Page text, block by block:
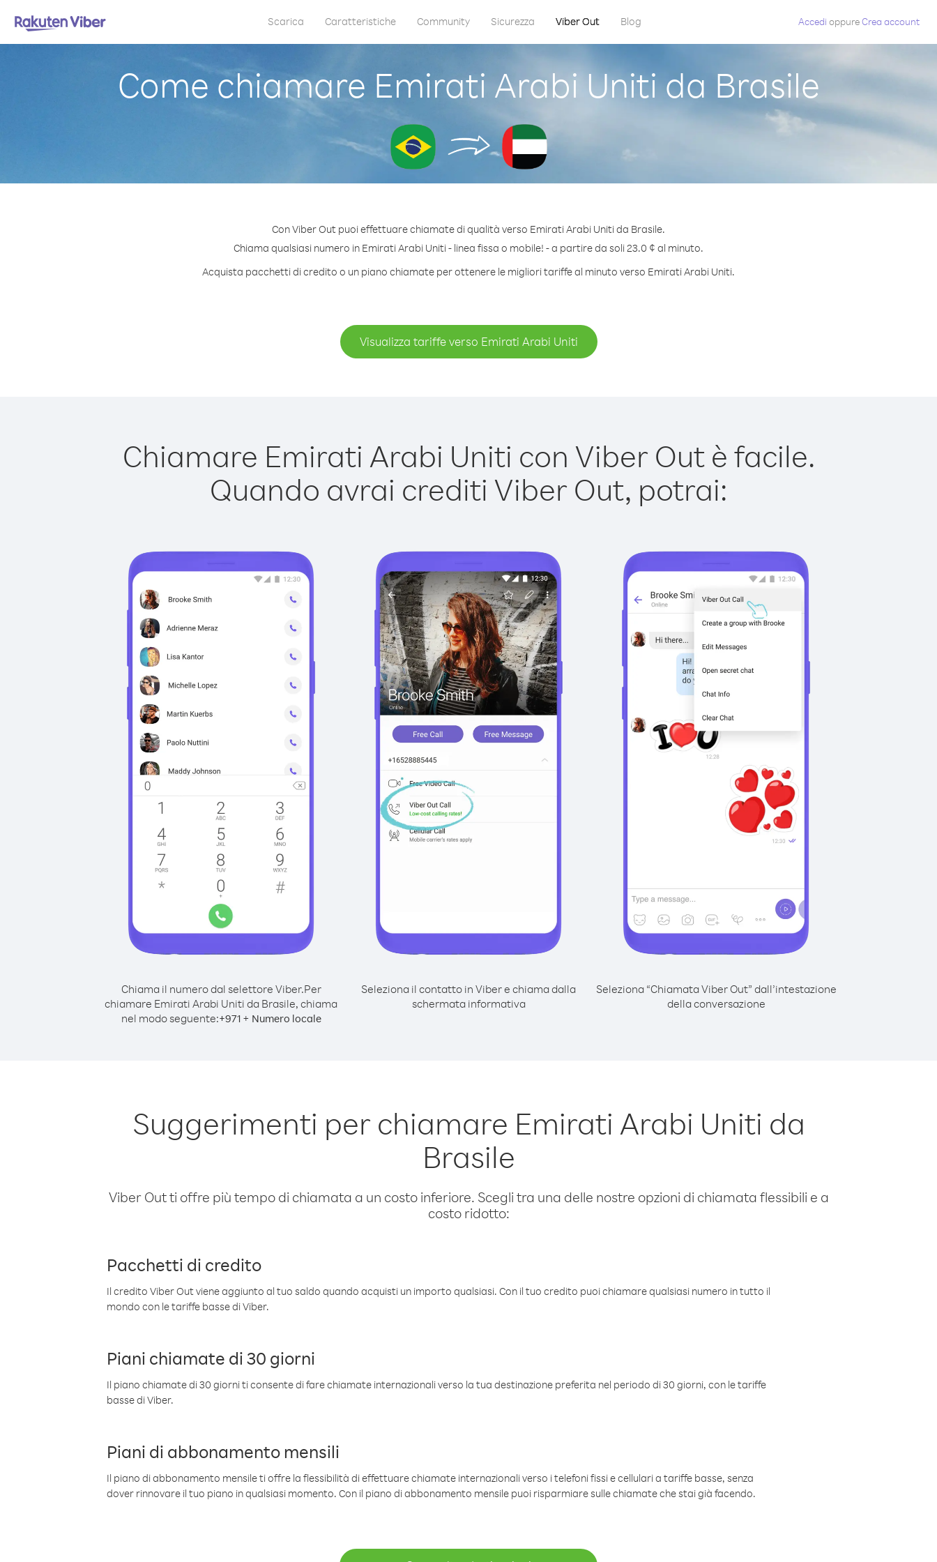
Scarica Caratteristiche Community Sicurezza Viber Out Blog Accedi oppureCrea account
Come chiamare Emirati Arabi Uniti da Brasile
Con Viber Out puoi effettuare chiamate di qualità verso Emirati Arabi Uniti da Brasile.
Chiama qualsiasi numero in Emirati Arabi Uniti - linea fissa o mobile! - a partire da soli 23.0 ¢ al minuto.
Acquista pacchetti di credito o un piano chiamate per ottenere le migliori tariffe al minuto verso Emirati Arabi Uniti.
Visualizza tariffe verso Emirati Arabi Uniti
Chiamare Emirati Arabi Uniti con Viber Out è facile.
Quando avrai crediti Viber Out, potrai:
Chiama il numero dal selettore Viber.Per
chiamare Emirati Arabi Uniti da Brasile, chiama
nel modo seguente:+971+ Numero locale
Seleziona il contatto in Viber e chiama dalla
schermata informativa
Seleziona “Chiamata Viber Out” dall’intestazione
della conversazione
Suggerimenti per chiamare Emirati Arabi Uniti da
Brasile
Viber Out ti offre più tempo di chiamata a un costo inferiore. Scegli tra una delle nostre opzioni di chiamata flessibili e a
costo ridotto:
Pacchetti di credito
Il credito Viber Out viene aggiunto al tuo saldo quando acquisti un importo qualsiasi. Con il tuo credito puoi chiamare qualsiasi numero in tutto il
mondo con le tariffe basse di Viber.
Piani chiamate di 30 giorni
Il piano chiamate di 30 giorni ti consente di fare chiamate internazionali verso la tua destinazione preferita nel periodo di 30 giorni, con le tariffe
basse di Viber.
Piani di abbonamento mensili
Il piano di abbonamento mensile ti offre la flessibilità di effettuare chiamate internazionali verso i telefoni fissi e cellulari a tariffe basse, senza
dover rinnovare il tuo piano in qualsiasi momento. Con il piano di abbonamento mensile puoi risparmiare sulle chiamate che stai già facendo.